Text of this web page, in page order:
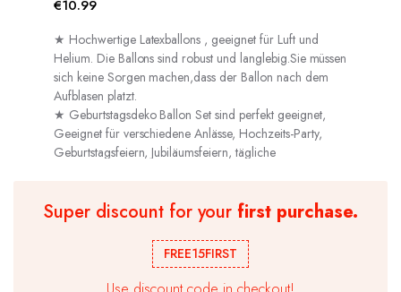
€10.99
★ Hochwertige Latexballons , geeignet für Luft und
Helium. Die Ballons sind robust und langlebig.Sie müssen
sich keine Sorgen machen,dass der Ballon nach dem
Aufblasen platzt.
★ Geburtstagsdeko Ballon Set sind perfekt geeignet,
Geeignet für verschiedene Anlässe, Hochzeits-Party,
Geburtstagsfeiern, Jubiläumsfeiern, tägliche
Super discount for yourfirst purchase.
FREE15FIRST